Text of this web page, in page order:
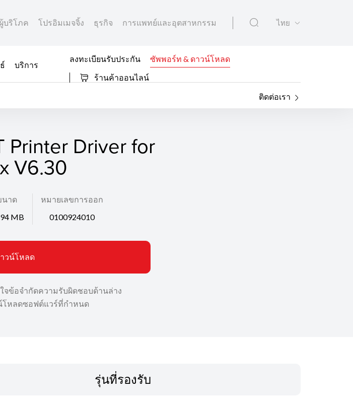
ผู้บริโภค โปรอิมเมจจิ้ง ธุรกิจ การแพทย์และอุตสาหกรรม ไทย
บริการ
ลงทะเบียนรับประกัน
ซัพพอร์ท & ดาวน์โหลด
ร้านค้าออนไลน์
ติดต่อเรา
Printer Driver for
V6.30
นาด
MB
หมายเลขการออก
0100924010
วน์โหลด
จข้อจำกัดความรับผิดชอบด้านล่าง
โหลดซอฟต์แวร์ที่กำหนด
รุ่นที่รองรับ